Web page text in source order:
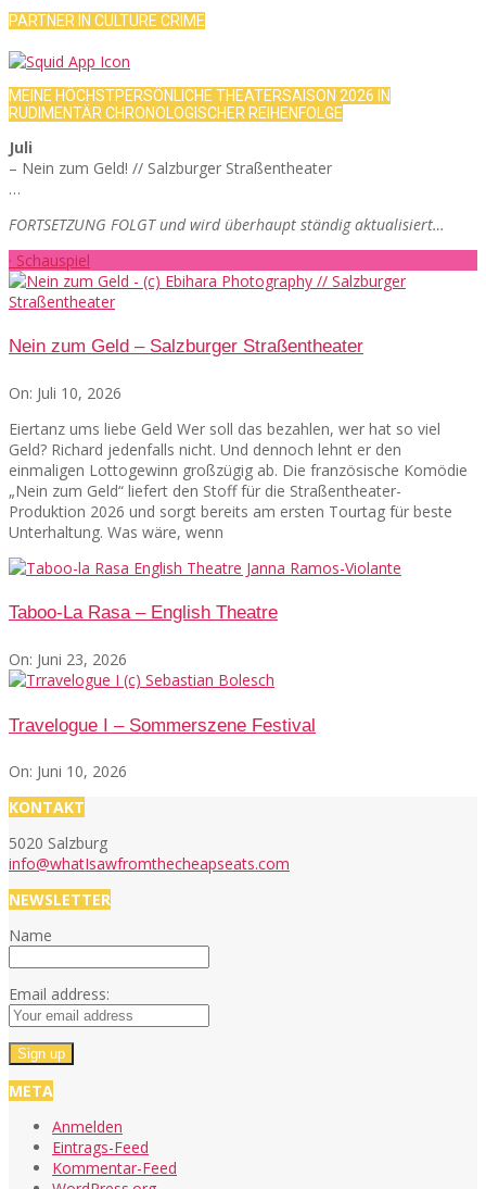
PARTNER IN CULTURE CRIME
MEINE HÖCHSTPERSÖNLICHE THEATERSAISON 2026 IN
RUDIMENTÄR CHRONOLOGISCHER REIHENFOLGE
Juli
– Nein zum Geld! // Salzburger Straßentheater
…
FORTSETZUNG FOLGT und wird überhaupt ständig aktualisiert…
· Schauspiel
Nein zum Geld – Salzburger Straßentheater
On: Juli 10, 2026
Eiertanz ums liebe Geld Wer soll das bezahlen, wer hat so viel
Geld? Richard jedenfalls nicht. Und dennoch lehnt er den
einmaligen Lottogewinn großzügig ab. Die französische Komödie
„Nein zum Geld“ liefert den Stoff für die Straßentheater-
Produktion 2026 und sorgt bereits am ersten Tourtag für beste
Unterhaltung. Was wäre, wenn
Taboo-La Rasa – English Theatre
On: Juni 23, 2026
Travelogue I – Sommerszene Festival
On: Juni 10, 2026
KONTAKT
5020 Salzburg
info@whatIsawfromthecheapseats.com
NEWSLETTER
Name
Email address:
META
Anmelden
Eintrags-Feed
Kommentar-Feed